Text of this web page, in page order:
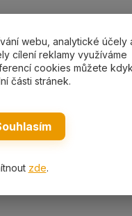
webu, analytické účely
cílení reklamy využíváme
cookies můžete
části stránek.
zde.